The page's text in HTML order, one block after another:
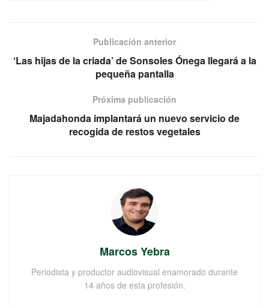
Publicación anterior
‘Las hijas de la criada’ de Sonsoles Ónega llegará a la
pequeña pantalla
Próxima publicación
Majadahonda implantará un nuevo servicio de
recogida de restos vegetales
Marcos Yebra
Periodista y productor audiovisual enamorado durante
14 años de esta profesión.